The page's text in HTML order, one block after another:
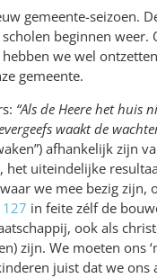
gemeente-seizoen.
beginnen
we wel
gemeente.
“Als de Heere het huis
waakt de
afhankelijk zijn
het uiteindelijke
we mee bezig
127 in feite zélf de
ook als
zijn. We moeten ons
juist dat we